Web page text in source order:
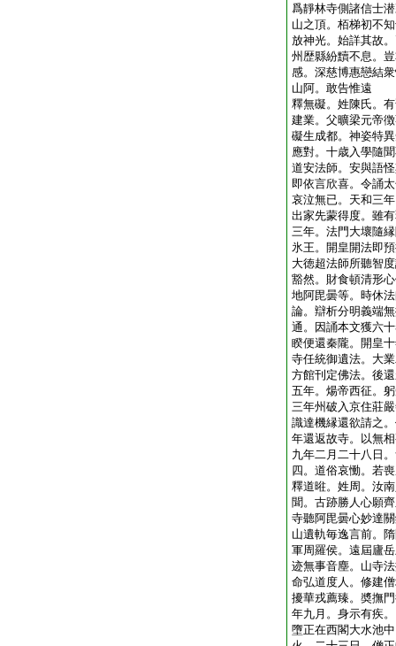
爲靜林寺側諸信士
山之頂。栢梯初不
放神光。始詳其故
州歴縣紛黷不息。
感。深慈博惠戀結
山阿。敢告惟遠
釋無礙。姓陳氏。
建業。父曠梁元帝
礙生成都。神姿特
應對。十歳入學隨
道安法師。安與語
即依言欣喜。令誦
哀泣無已。天和三
出家先蒙得度。雖
三年。法門大壞隨
氷王。開皇開法即
大徳超法師所聽智
豁然。財食頓清形
地阿毘曇等。時休
論。辯析分明義端
通。因誦本文獲六
睽便還秦隴。開皇
寺任統御遺法。大
方館刊定佛法。後
五年。煬帝西征。
三年州破入京住莊
識達機縁還欲請之
年還返故寺。以無
九年二月二十八日
四。道俗哀慟。若
釋道暀。姓周。汝
聞。古跡勝人心願
寺聽阿毘曇心妙達
山遺軌毎逸言前。
軍周羅侯。遠屆廬
迹無事音塵。山寺
命弘道度人。修建
擾華戎薦臻。奬撫
年九月。身示有疾
墮正在西閣大水池